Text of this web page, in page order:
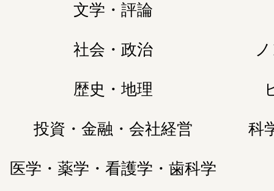
文学・評論
社会・政治
歴史・地理
投資・金融・会社経営 科
医学・薬学・看護学・歯科学